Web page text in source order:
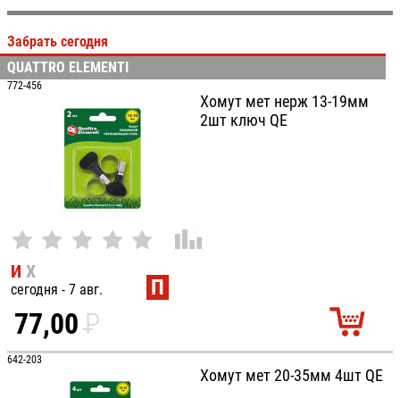
артикул
25
Забрать сегодня
QUATTRO ELEMENTI
772-456
Хомут мет нерж 13-19мм
2шт ключ QE
И Х
сегодня - 7 авг. П
77,00P
УБ.
642-203
Хомут мет 20-35мм 4шт QE